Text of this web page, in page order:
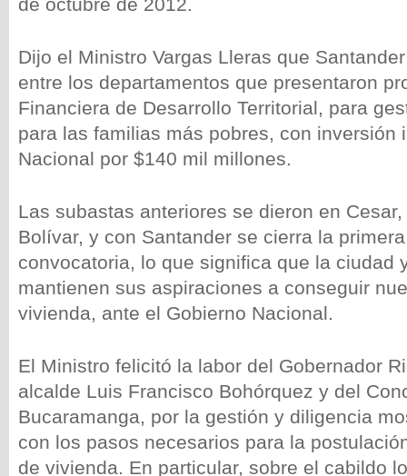
Dijo el Ministro Vargas Lleras que
entre los departamentos que presentaron
Financiera de Desarrollo Territorial, para
para las familias más pobres, con inversión
Nacional por $140 mil millones.
Las subastas anteriores se dieron en
Bolívar, y con Santander se cierra la
convocatoria, lo que significa que la ciudad
mantienen sus aspiraciones a conseguir
vivienda, ante el Gobierno Nacional.
El Ministro felicitó la labor del Gobernador
alcalde Luis Francisco Bohórquez y del
Bucaramanga, por la gestión y diligencia
con los pasos necesarios para la
de vivienda. En particular, sobre el cabildo